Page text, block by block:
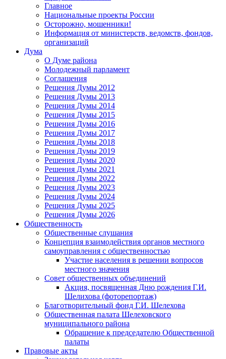
Главное
Национальные проекты России
Осторожно, мошенники!
Информация от министерств, ведомств, фондов,
организаций
Дума
О Думе района
Молодежный парламент
Соглашения
Решения Думы 2012
Решения Думы 2013
Решения Думы 2014
Решения Думы 2015
Решения Думы 2016
Решения Думы 2017
Решения Думы 2018
Решения Думы 2019
Решения Думы 2020
Решения Думы 2021
Решения Думы 2022
Решения Думы 2023
Решения Думы 2024
Решения Думы 2025
Решения Думы 2026
Общественность
Общественные слушания
Концепция взаимодействия органов местного
самоуправления с общественностью
Участие населения в решении вопросов
местного значения
Совет общественных объединений
Акция, посвященная Дню рождения Г.И.
Шелихова (фоторепортаж)
Благотворительный фонд Г.И. Шелехова
Общественная палата Шелеховского
муниципального района
Обращение к председателю Общественной
палаты
Правовые акты